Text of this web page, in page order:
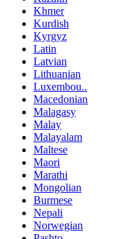
Khmer
Kurdish
Kyrgyz
Latin
Latvian
Lithuanian
Luxembou..
Macedonian
Malagasy
Malay
Malayalam
Maltese
Maori
Marathi
Mongolian
Burmese
Nepali
Norwegian